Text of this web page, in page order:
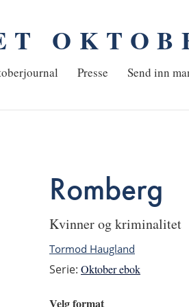
Presse Send inn
Romberg
kvinner og kriminalitet
Tormod Haugland
Serie: Oktober ebok
Velg format